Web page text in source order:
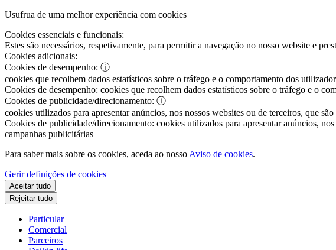
Usufrua de uma melhor experiência com cookies
Cookies essenciais e funcionais:
Estes são necessários, respetivamente, para permitir a navegação no nosso website e
Cookies adicionais:
Cookies de desempenho: ⓘ
cookies que recolhem dados estatísticos sobre o tráfego e o comportamento dos
Cookies de desempenho: cookies que recolhem dados estatísticos sobre o tráfego e o
Cookies de publicidade/direcionamento: ⓘ
cookies utilizados para apresentar anúncios, nos nossos websites ou de terceiros, que
Cookies de publicidade/direcionamento: cookies utilizados para apresentar anúncios,
campanhas publicitárias
Para saber mais sobre os cookies, aceda ao nosso Aviso de cookies.
Gerir definições de cookies
Aceitar tudo
Rejeitar tudo
Particular
Comercial
Parceiros